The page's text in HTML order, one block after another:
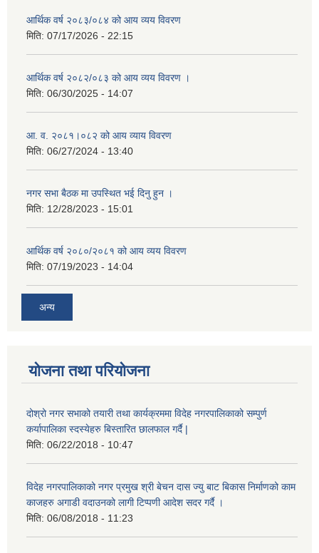
आर्थिक वर्ष २०८३/०८४ को आय व्यय विवरण
मिति: 07/17/2026 - 22:15
आर्थिक वर्ष २०८२/०८३ को आय व्यय विवरण ।
मिति: 06/30/2025 - 14:07
आ. व. २०८१।०८२ को आय व्याय विवरण
मिति: 06/27/2024 - 13:40
नगर सभा बैठक मा उपस्थित भई दिनु हुन ।
मिति: 12/28/2023 - 15:01
आर्थिक वर्ष २०८०/२०८१ को आय व्यय विवरण
मिति: 07/19/2023 - 14:04
अन्य
योजना तथा परियोजना
दोश्रो नगर सभाको तयारी तथा कार्यक्रममा विदेह नगरपालिकाको सम्पुर्ण
कर्यापालिका स्दस्येहरु बिस्तारित छालफाल गर्दै |
मिति: 06/22/2018 - 10:47
विदेह नगरपालिकाको नगर प्रमुख श्री बेचन दास ज्यु बाट बिकास निर्माणको काम
काजहरु अगाडी वदाउनको लागी टिप्पणी आदेश सदर गर्दै ।
मिति: 06/08/2018 - 11:23